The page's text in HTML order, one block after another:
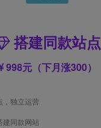
搭建同款站点
998元（下月涨300）
，独立运营
建同款网站